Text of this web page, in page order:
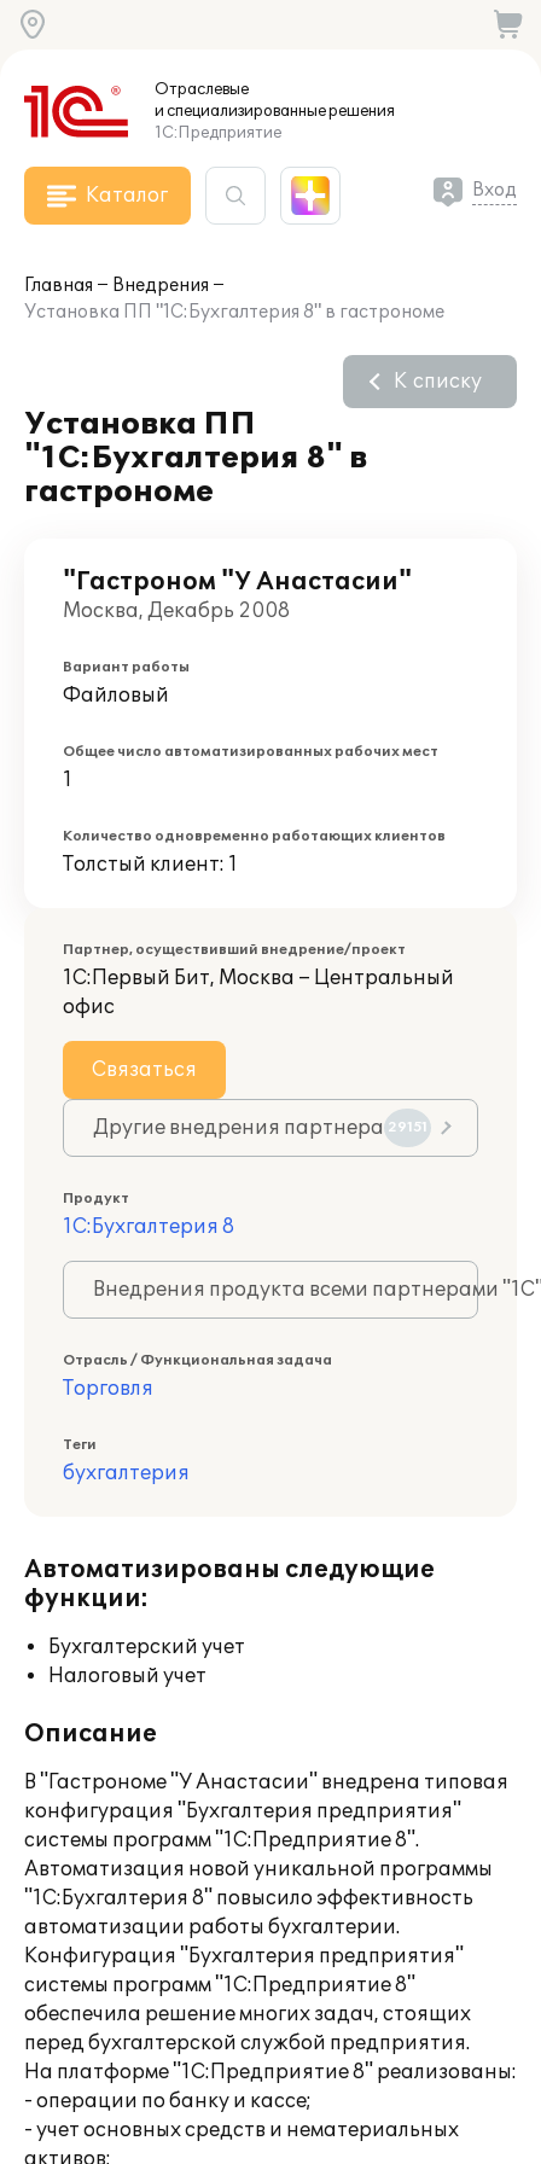
Отраслевые
и специализированныерешения
1С:Предприятие
Каталог Вход
Главная
Внедрения
Установка ПП "1С:Бухгалтерия 8" в гастрономе
Установка ПП
"1С:Бухгалтерия 8" в
гастрономе
К списку
"Гастроном "У Анастасии"
Москва, Декабрь 2008
Вариант работы
Файловый
Общее число автоматизированных рабочих мест
1
Количество одновременно работающих клиентов
Толстый клиент: 1
Партнер, осуществивший внедрение/проект
1С:Первый Бит, Москва – Центральный
офис
Связаться
Другие внедрения партнера 29151
Продукт
1С:Бухгалтерия 8
Внедрения продукта всеми партнерами
Отрасль / Функциональная задача
Торговля
Теги
бухгалтерия
Автоматизированы следующие
функции:
Бухгалтерский учет
Налоговый учет
Описание
В "Гастрономе "У Анастасии" внедрена типовая
конфигурация "Бухгалтерия предприятия"
системы программ "1С:Предприятие 8".
Автоматизация новой уникальной программы
"1С:Бухгалтерия 8" повысило эффективность
автоматизации работы бухгалтерии.
Конфигурация "Бухгалтерия предприятия"
системы программ "1С:Предприятие 8"
обеспечила решение многих задач, стоящих
перед бухгалтерской службой предприятия.
На платформе "1С:Предприятие 8" реализованы:
- операции по банку и кассе;
- учет основных средств и нематериальных
активов;